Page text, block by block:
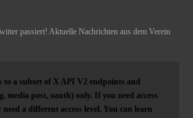
passiert! Aktuelle Nachrichten aus dem Verein
to a subset of X API V2 endpoints and
media post, oauth) only. If you need access
a different access level. You can learn